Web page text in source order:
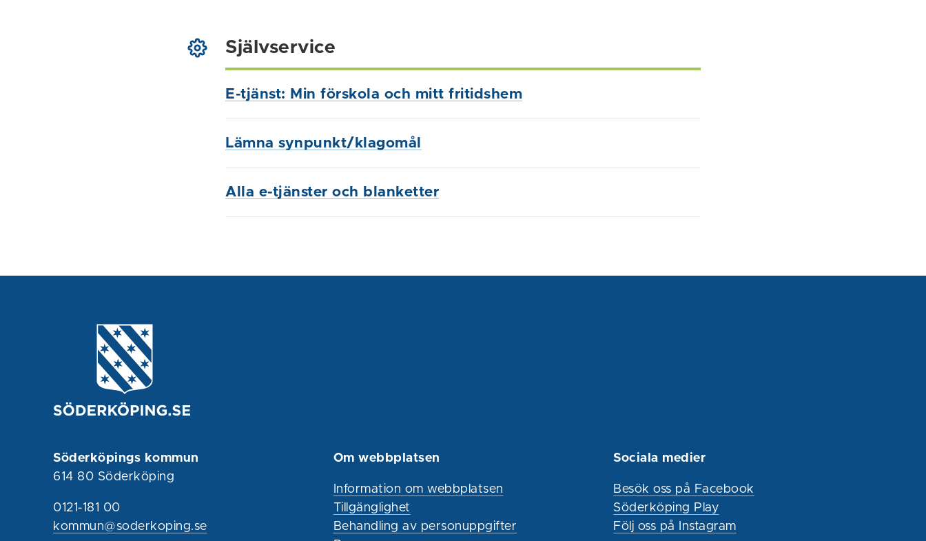
Självservice
E-tjänst: Min förskola och mitt fritidshem
Lämna synpunkt/klagomål
Alla e-tjänster och blanketter
Söderköpings kommun
614 80 Söderköping
0121-181 00
kommun@soderkoping.se
Om webbplatsen
Information om webbplatsen
Tillgänglighet
Behandling av personuppgifter
Sociala medier
Besök oss på Facebook
Söderköping Play
Följ oss på Instagram